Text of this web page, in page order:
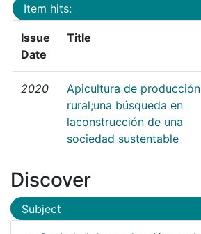
Item hits:
Issue
Date
Title
2020
Apicultura de producción
rural;una búsqueda en
laconstrucción de una
sociedad sustentable
Discover
Subject